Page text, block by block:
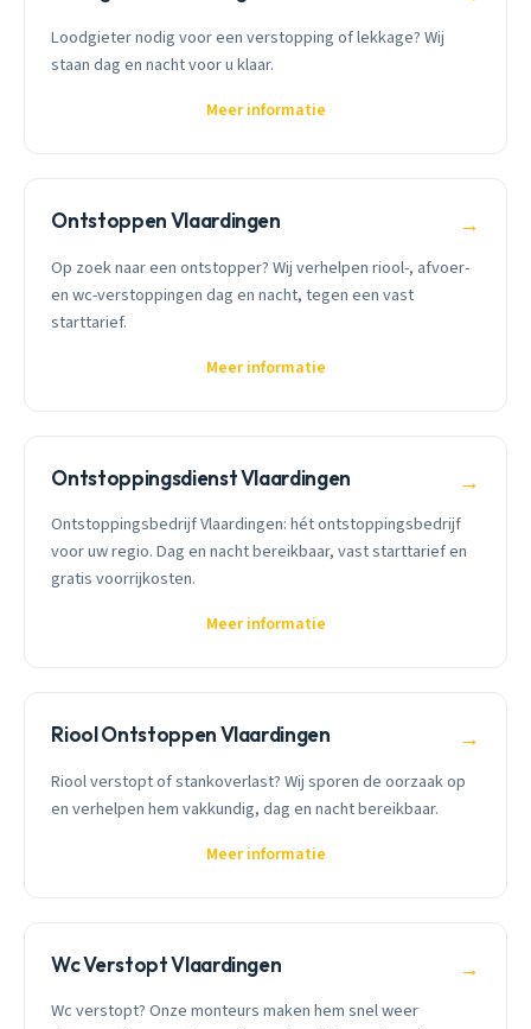
Loodgieter nodig voor een verstopping of lekkage? Wij
staan dag en nacht voor u klaar.
Meer informatie
Ontstoppen Vlaardingen →
Op zoek naar een ontstopper? Wij verhelpen riool-, afvoer-
en wc-verstoppingen dag en nacht, tegen een vast
starttarief.
Meer informatie
Ontstoppingsdienst Vlaardingen →
Ontstoppingsbedrijf Vlaardingen: hét ontstoppingsbedrijf
voor uw regio. Dag en nacht bereikbaar, vast starttarief en
gratis voorrijkosten.
Meer informatie
Riool Ontstoppen Vlaardingen →
Riool verstopt of stankoverlast? Wij sporen de oorzaak op
en verhelpen hem vakkundig, dag en nacht bereikbaar.
Meer informatie
Wc Verstopt Vlaardingen →
Wc verstopt? Onze monteurs maken hem snel weer